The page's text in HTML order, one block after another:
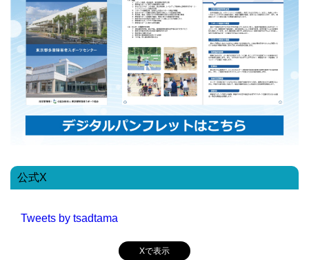
公式X
Tweets by tsadtama
Xで表示